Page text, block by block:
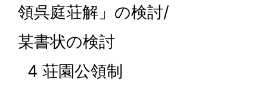
領呉庭荘解」の検討/
某書状の検討
4 荘園公領制